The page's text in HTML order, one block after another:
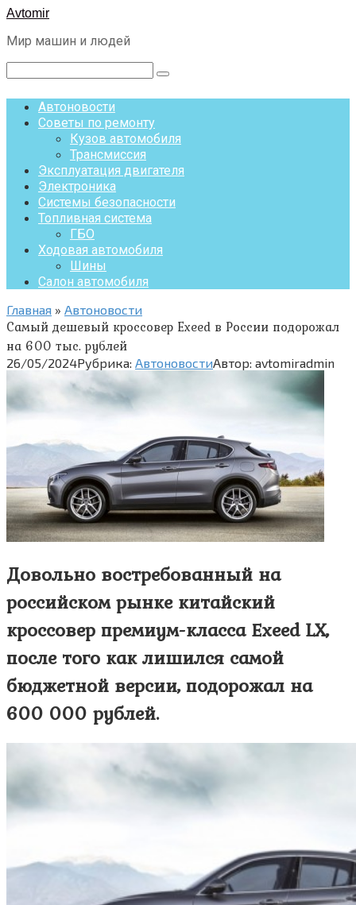
Перейти
контенту
Avtomir
Мир машин и людей
Поиск:
Автоновости
Советы по ремонту
Кузов автомобиля
Трансмиссия
Эксплуатация двигателя
Электроника
Системы безопасности
Топливная система
ГБО
Ходовая автомобиля
Шины
Салон автомобиля
Главная » Автоновости
Самый дешевый кроссовер Exeed в России подорожал
на 600 тыс. рублей
26/05/2024Рубрика: АвтоновостиАвтор: avtomiradmin
Довольно востребованный на
российском рынке китайский
кроссовер премиум-класса Exeed LX,
после того как лишился самой
бюджетной версии, подорожал на
600 000 рублей.